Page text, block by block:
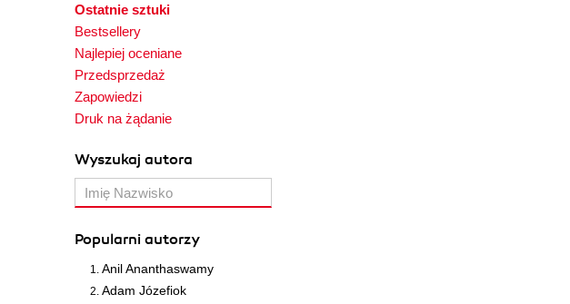
Ostatnie sztuki
Bestsellery
Najlepiej oceniane
Przedsprzedaż
Zapowiedzi
Druk na żądanie
Wyszukaj autora
Popularni autorzy
Anil Ananthaswamy
Adam Józefiok